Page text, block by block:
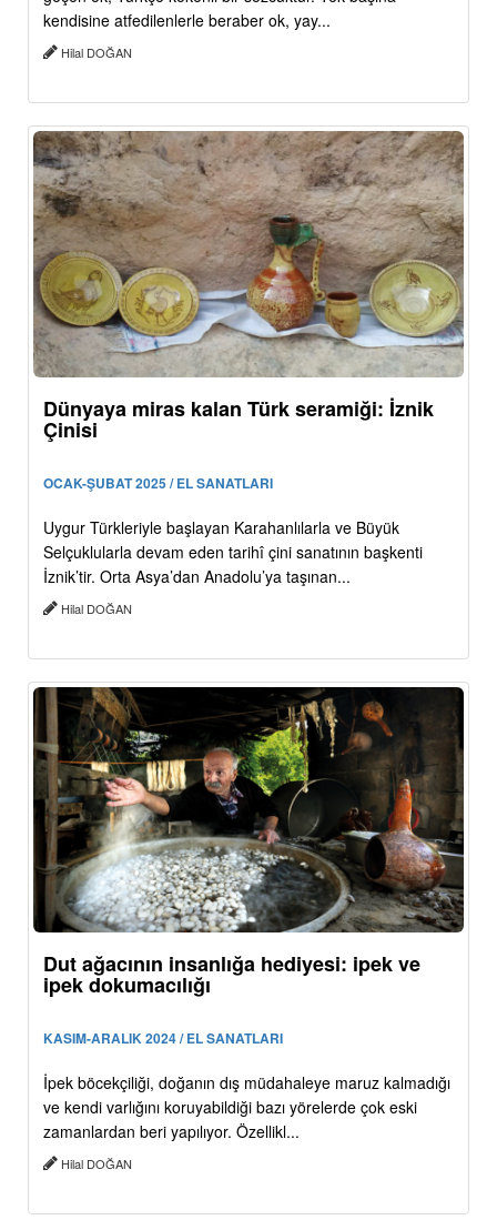
kendisine atfedilenlerle beraber ok, yay...
Hilal DOĞAN
Dünyaya miras kalan Türk seramiği: İznik
Çinisi
OCAK-ŞUBAT 2025 / EL SANATLARI
Uygur Türkleriyle başlayan Karahanlılarla ve Büyük
Selçuklularla devam eden tarihî çini sanatının başkenti
İznik’tir. Orta Asya’dan Anadolu’ya taşınan...
Hilal DOĞAN
Dut ağacının insanlığa hediyesi: ipek ve
ipek dokumacılığı
KASIM-ARALIK 2024 / EL SANATLARI
İpek böcekçiliği, doğanın dış müdahaleye maruz kalmadığı
ve kendi varlığını koruyabildiği bazı yörelerde çok eski
zamanlardan beri yapılıyor. Özellikl...
Hilal DOĞAN